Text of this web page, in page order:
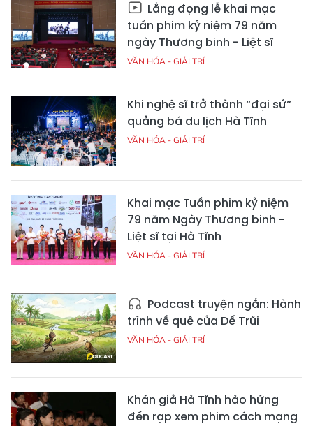
Lắng đọng lễ khai mạc
tuần phim kỷ niệm 79 năm
ngày Thương binh - Liệt sĩ
VĂN HÓA - GIẢI TRÍ
Khi nghệ sĩ trở thành “đại sứ”
quảng bá du lịch Hà Tĩnh
VĂN HÓA - GIẢI TRÍ
Khai mạc Tuần phim kỷ niệm
79 năm Ngày Thương binh -
Liệt sĩ tại Hà Tĩnh
VĂN HÓA - GIẢI TRÍ
Podcast truyện ngắn: Hành
trình về quê của Dế Trũi
VĂN HÓA - GIẢI TRÍ
Khán giả Hà Tĩnh hào hứng
đến rạp xem phim cách mạng